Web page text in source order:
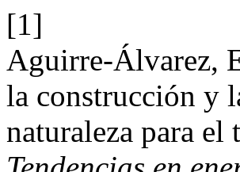
[1]
Aguirre-Álvarez,
la construcción y
naturaleza para el